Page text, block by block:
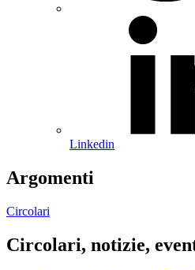
Linkedin
Argomenti
Circolari
Circolari, notizie,